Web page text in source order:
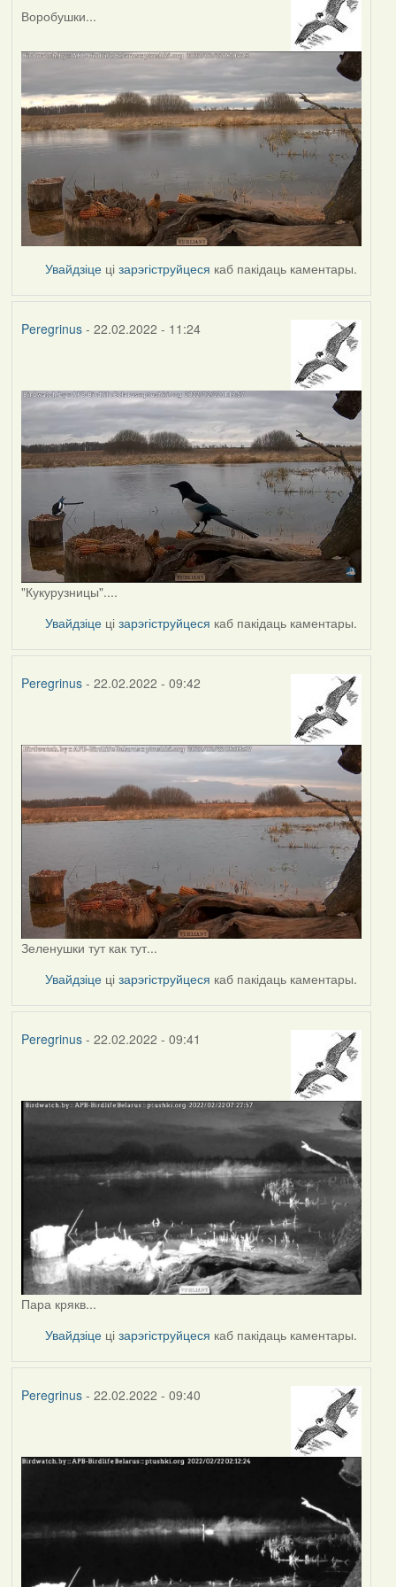
Воробушки...
Увайдзіце цізарэгіструйцеся каб пакідаць каментары.
Peregrinus- 22.02.2022 - 11:24
"Кукурузницы"....
Увайдзіце цізарэгіструйцеся каб пакідаць каментары.
Peregrinus- 22.02.2022 - 09:42
Зеленушки тут как тут...
Увайдзіце цізарэгіструйцеся каб пакідаць каментары.
Peregrinus- 22.02.2022 - 09:41
Пара крякв...
Увайдзіце цізарэгіструйцеся каб пакідаць каментары.
Peregrinus- 22.02.2022 - 09:40